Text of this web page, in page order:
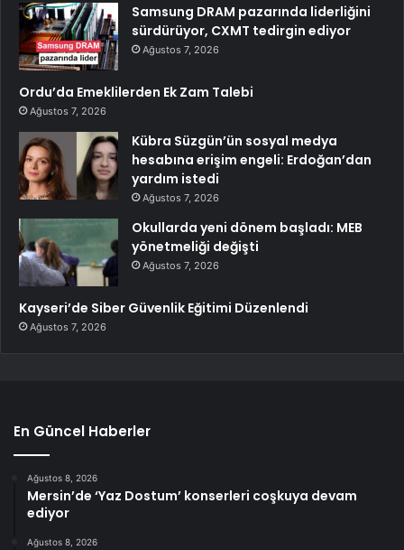
Samsung DRAM pazarında liderliğini
sürdürüyor, CXMT tedirgin ediyor
Ağustos 7, 2026
Ordu’da Emeklilerden Ek Zam Talebi
Ağustos 7, 2026
Kübra Süzgün’ün sosyal medya
hesabına erişim engeli: Erdoğan’dan
yardım istedi
Ağustos 7, 2026
Okullarda yeni dönem başladı: MEB
yönetmeliği değişti
Ağustos 7, 2026
Kayseri’de Siber Güvenlik Eğitimi Düzenlendi
Ağustos 7, 2026
En Güncel Haberler
Ağustos 8, 2026
Mersin’de ‘Yaz Dostum’ konserleri coşkuya devam
ediyor
Ağustos 8, 2026